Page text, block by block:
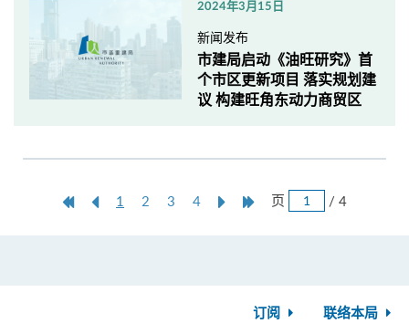
2024年3月15日
新闻发布
市建局启动《油旺研究》首
个市区更新项目 落实规划建
议 构建旺角东动力商贸区
第
上
1 2 3 4
NextLast页 / 4
订阅 联络本局